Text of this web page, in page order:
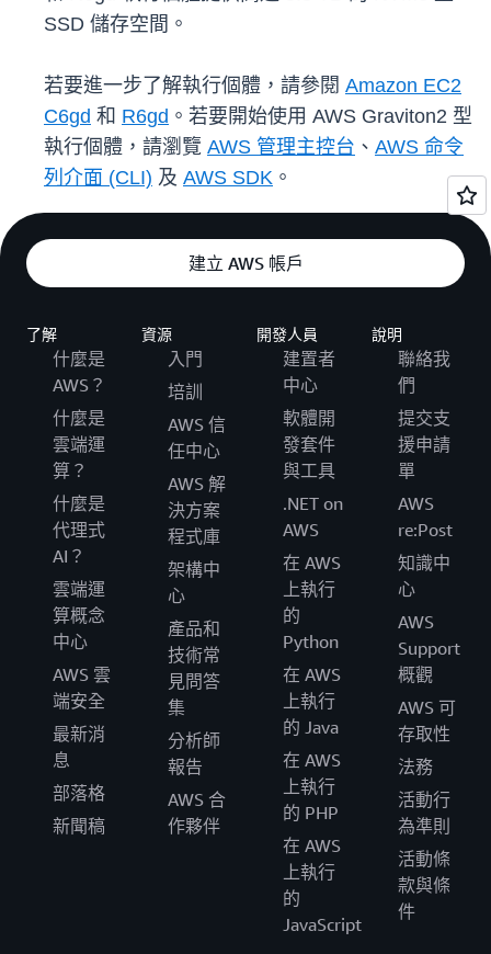
SSD 儲存空間。
若要進一步了解執行個體，請參閱 Amazon EC2
C6gd 和 R6gd 。若要開始使用 AWS Graviton2 型
執行個體，請瀏覽 AWS 管理主控台 、 AWS 命令
列介面 (CLI) 及 AWS SDK 。
建立 AWS 帳戶
了解
什麼是
AWS？
什麼是
雲端運
算？
什麼是
代理式
AI？
雲端運
算概念
中心
AWS 雲
端安全
最新消
息
部落格
新聞稿
資源
入門
培訓
AWS 信
任中心
AWS 解
決方案
程式庫
架構中
心
產品和
技術常
見問答
集
分析師
報告
AWS 合
作夥伴
開發人員
建置者
中心
軟體開
發套件
與工具
.NET on
AWS
在 AWS
上執行
的
Python
在 AWS
上執行
的 Java
在 AWS
上執行
的 PHP
在 AWS
上執行
的
JavaScript
說明
聯絡我
們
提交支
援申請
單
AWS
re:Post
知識中
心
AWS
Support
概觀
AWS 可
存取性
法務
活動行
為準則
活動條
款與條
件